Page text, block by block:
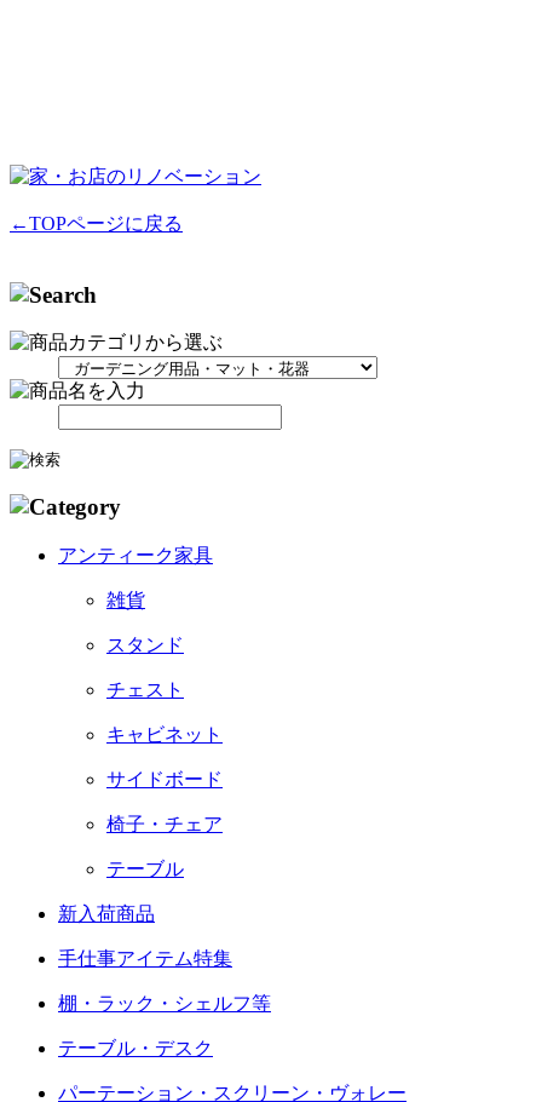
←TOPページに戻る
アンティーク家具
雑貨
スタンド
チェスト
キャビネット
サイドボード
椅子・チェア
テーブル
新入荷商品
手仕事アイテム特集
棚・ラック・シェルフ等
テーブル・デスク
パーテーション・スクリーン・ヴォレー